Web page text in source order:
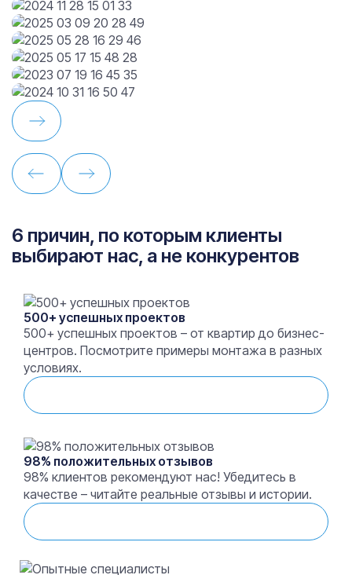
6 причин, по которым клиенты
выбирают нас, а не конкурентов
500+ успешных проектов
500+ успешных проектов – от квартир до бизнес-
центров. Посмотрите примеры монтажа в разных
условиях.
98% положительных отзывов
98% клиентов рекомендуют нас! Убедитесь в
качестве – читайте реальные отзывы и истории.